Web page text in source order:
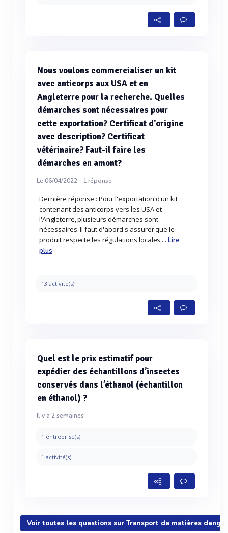
Nous voulons commercialiser un kit
avec anticorps aux USA et en
Angleterre pour la recherche. Quelles
démarches sont nécessaires pour
cette exportation? Certificat d'origine
avec description? Certificat
vétérinaire? Faut-il faire les
démarches en amont?
Le 06/04/2022 - 1réponse
Dernière réponse : Pour l'exportation d'un kit
contenant des anticorps vers les USA et
l'Angleterre, plusieurs démarches sont
nécessaires. Il faut d'abord s'assurer que le
produit respecte les régulations locales,...Lire
plus
13 activité(s)
Quel est le prix estimatif pour
expédier des échantillons d’insectes
conservés dans l’éthanol (échantillon
en éthanol) ?
Il y a 2 semaines
1 entreprise(s)
1 activité(s)
Voir toutes les questions sur Transport de matières